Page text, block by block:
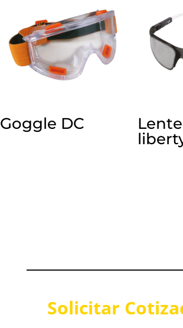
Goggle DC
Solicitar